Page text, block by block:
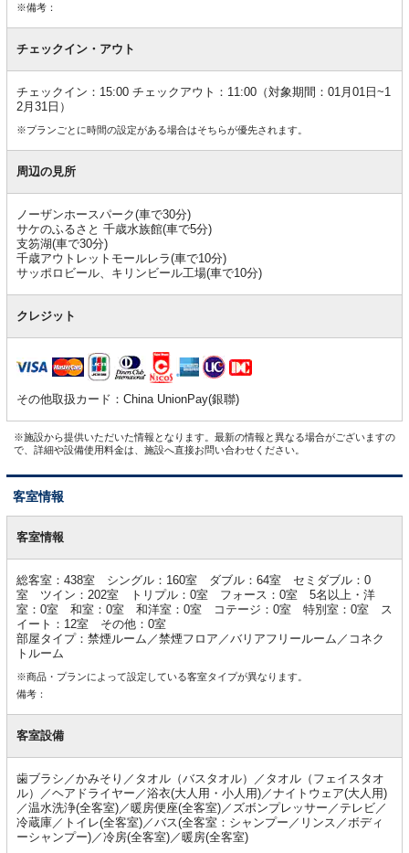
※備考：
チェックイン・アウト
チェックイン：15:00 チェックアウト：11:00（対象期間：01月01日~1
2月31日）
※プランごとに時間の設定がある場合はそちらが優先されます。
周辺の見所
ノーザンホースパーク(車で30分)
サケのふるさと 千歳水族館(車で5分)
支笏湖(車で30分)
千歳アウトレットモールレラ(車で10分)
サッポロビール、キリンビール工場(車で10分)
クレジット
その他取扱カード：China UnionPay(銀聯)
※施設から提供いただいた情報となります。最新の情報と異なる場合がございますの
で、詳細や設備使用料金は、施設へ直接お問い合わせください。
客室情報
室客室情報
総客室：438室 シングル：160室 ダブル：64室 セミダブル：0
室 ツイン：202室 トリプル：0室 フォース：0室 5名以上・洋
室：0室 和室：0室 和洋室：0室 コテージ：0室 特別室：0室 ス
イート：12室 その他：0室
部屋タイプ：禁煙ルーム／禁煙フロア／バリアフリールーム／コネク
トルーム
※商品・プランによって設定している客室タイプが異なります。
備考：
客室設備
歯ブラシ／かみそり／タオル（バスタオル）／タオル（フェイスタオ
ル）／ヘアドライヤー／浴衣(大人用・小人用)／ナイトウェア(大人用)
／温水洗浄(全客室)／暖房便座(全客室)／ズボンプレッサー／テレビ／
冷蔵庫／トイレ(全客室)／バス(全客室：シャンプー／リンス／ボディ
ーシャンプー)／冷房(全客室)／暖房(全客室)